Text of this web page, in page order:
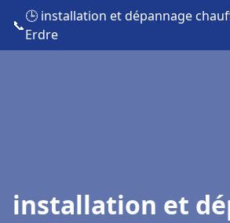
📞
🕒 installation et dépannage
Erdre
installation et